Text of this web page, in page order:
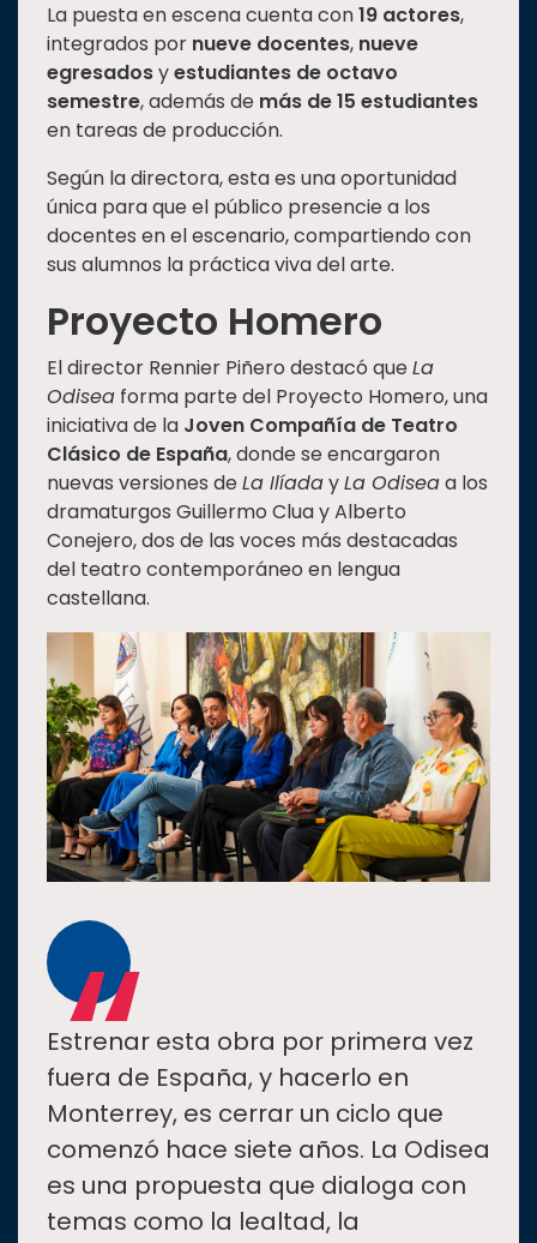
La puesta en escena cuenta con19 actores,
integrados por nueve docentes, nueve
egresadosyestudiantes de octavo
semestre, además de más de 15 estudiantes
en tareas de producción.
Según la directora, esta es una oportunidad
única para que el público presencie a los
docentes en el escenario, compartiendo con
sus alumnos la práctica viva del arte.
Proyecto Homero
El director Rennier Piñero destacó queLa
Odisea forma parte del Proyecto Homero, una
iniciativa de la Joven Compañía de Teatro
Clásico de España, donde se encargaron
nuevas versiones deLa IlíadayLa Odiseaa los
dramaturgos Guillermo Clua y Alberto
Conejero, dos de las voces más destacadas
del teatro contemporáneo en lengua
castellana.
“
Estrenar esta obra por primera vez
fuera de España, y hacerlo en
Monterrey, es cerrar un ciclo que
comenzó hace siete años. La Odisea
es una propuesta que dialoga con
temas como la lealtad, la